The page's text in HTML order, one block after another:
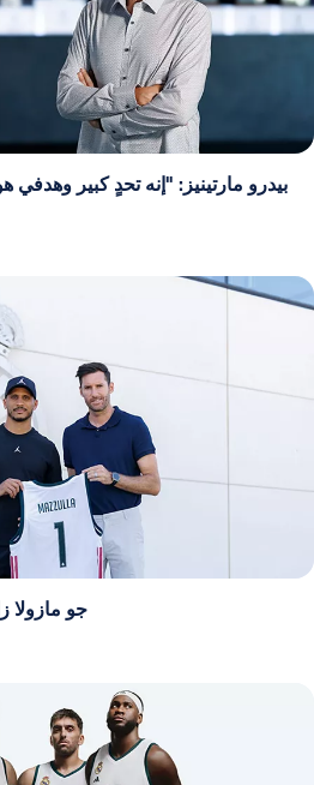
بيدرو مارتينيز: "إنه تحدٍ كبير وهدفي
جو مازولا